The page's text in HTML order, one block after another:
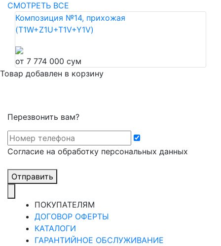
СМОТРЕТЬ ВСЕ
Композиция №14, прихожая
(T1W+Z1U+T1V+Y1V)
от 7 774 000 сум
Товар добавлен в корзину
Перезвонить вам?
Cогласие на обработку персональных данных
Отправить
ПОКУПАТЕЛЯМ
ДОГОВОР ОФЕРТЫ
КАТАЛОГИ
ГАРАНТИЙНОЕ ОБСЛУЖИВАНИЕ